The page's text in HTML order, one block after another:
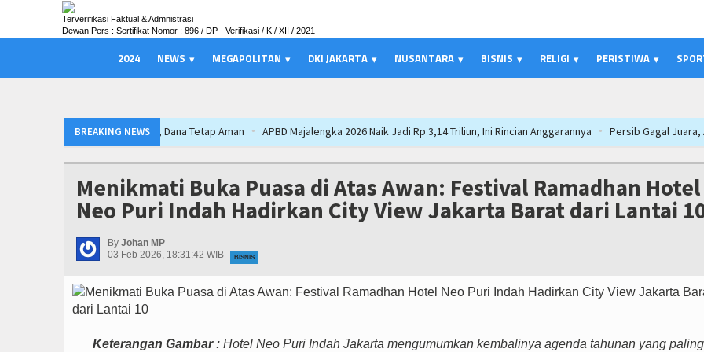
Terverifikasi Faktual & Admnistrasi
Dewan Pers : Sertifikat Nomor : 896 / DP - Verifikasi / K / XII / 2021
2024 NEWS MEGAPOLITAN DKI JAKARTA NUSANTARA BISNIS RELIGI PERISTIWA
BREAKING NEWS
APBD 2026, Dana Tetap Aman APBD Majalengka 2026 Naik Jadi Rp 3,14 Triliun, Ini Rincian Anggarannya Persib Gagal Juara, Ateng Sutisna
Bupati Beri Penjelasan
Bupati Majalengka Beberkan Hasil Paripurna APBD 2026, Dana Tetap Aman APBD Majalengka 2026 Naik Jadi Rp
Final Persib di Majalengka Meriah
SIAL Food & Drinks Indonesia 2026 Perkuat Posisi Indonesia sebagai Hub Pangan dan Perdagangan Global
Cafe dan Gerai Produk Hilir Segera Hadir
Interupsi PDIP Warnai Paripurna APBD Majalengka, Bupati Beri Penjelasan Bupati Majalengka
Persib Juara Piala Presiden 2026
SIAL Food & Drinks
Farming Bali Lestari Hasilkan 10 Ton Gabah
PTPN I Ubah Aset Jadi Mesin Pertumbuhan, Cafe dan Gerai Produk Hilir Segera Hadir Interupsi
Menikmati Buka Puasa di Atas Awan: Festival Ramadhan Hotel
Neo Puri Indah Hadirkan City View Jakarta Barat dari Lantai
By Johan MP
03 Feb 2026, 18:31:42 WIB
BISNIS
Keterangan Gambar : Hotel Neo Puri Indah Jakarta mengumumkan kembalinya agenda tahunan yang paling